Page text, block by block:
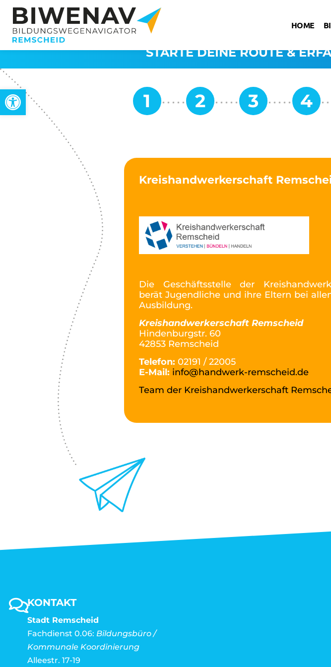
Werkzeugleiste öffnen
HOME
STARTE DEINE ROUTE &
Kreishandwerkerschaft
Die Geschäftsstelle der
berät Jugendliche und ihre Eltern bei
Ausbildung.
Kreishandwerkerschaft Remscheid
Hindenburgstr. 60
42853 Remscheid
Telefon: 02191 / 22005
E-Mail: info@handwerk-remscheid.de
Team der Kreishandwerkerschaft
KONTAKT
Stadt Remscheid
Fachdienst 0.06: Bildungsbüro /
Kommunale Koordinierung
Alleestr. 17-19